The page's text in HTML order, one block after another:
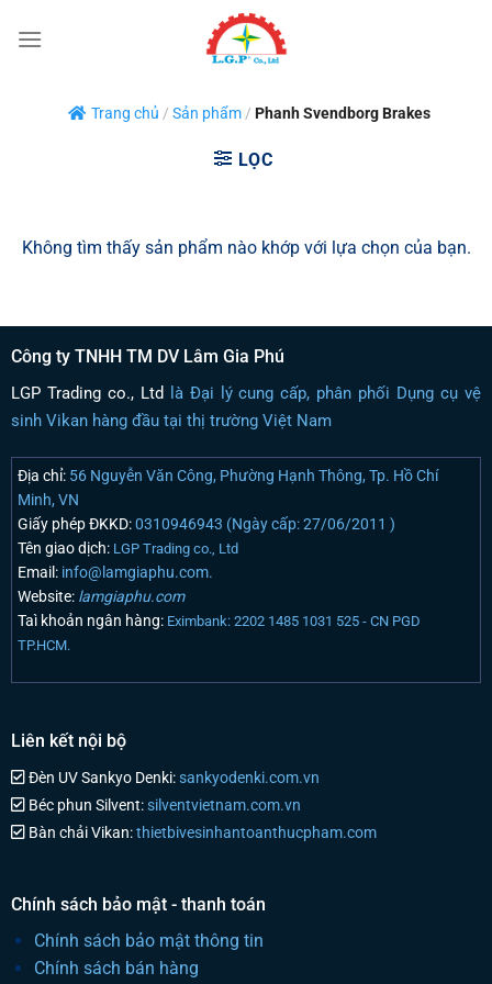
qua
Trang chủ / Sản phẩm / Phanh Svendborg Brakes
LỌC
Không tìm thấy sản phẩm nào khớp với lựa chọn của bạn.
Công ty TNHH TM DV Lâm Gia Phú
LGP Trading co., Ltd là Đại lý cung cấp, phân phối Dụng cụ vệ
sinh Vikan hàng đầu tại thị trường Việt Nam
Địa chỉ:56 Nguyễn Văn Công, Phường Hạnh Thông, Tp. Hồ Chí
Minh, VN
Giấy phép ĐKKD:0310946943 (Ngày cấp: 27/06/2011 )
Tên giao dịch: LGP Trading co., Ltd
Email:info@lamgiaphu.com.
Website:lamgiaphu.com
Taì khoản ngân hàng: Eximbank: 2202 1485 1031 525 - CN PGD
TP.HCM.
Liên kết nội bộ
Đèn UV Sankyo Denki:sankyodenki.com.vn
Béc phun Silvent:silventvietnam.com.vn
Bàn chải Vikan:thietbivesinhantoanthucpham.com
Chính sách bảo mật - thanh toán
Chính sách bảo mật thông tin
Chính sách bán hàng